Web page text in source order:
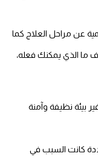
مراحل العلاج كما
الذي يمكنك فعله،
نظيفة وآمنة
السبب في